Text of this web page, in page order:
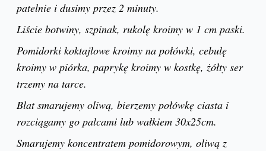
patelnie i dusimy przez 2 minuty.
Liście botwiny, szpinak, rukolę kroimy w 1 cm paski.
Pomidorki koktajlowe kroimy na połówki, cebulę
kroimy w piórka, paprykę kroimy w kostkę, żółty ser
trzemy na tarce.
Blat smarujemy oliwą, bierzemy połówkę ciasta i
rozciągamy go palcami lub wałkiem 30x25cm.
Smarujemy koncentratem pomidorowym, oliwą z